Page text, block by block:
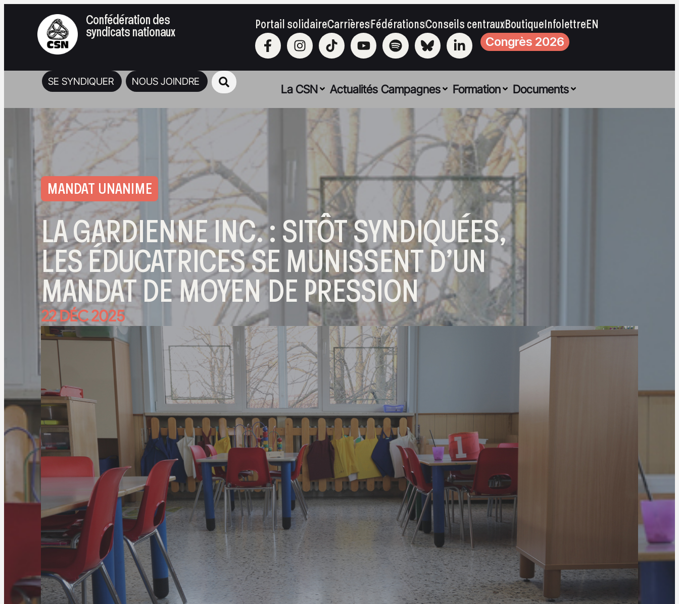
Confédération des
syndicats nationaux Portail solidaireCarrièresFédérationsConseils centrauxBoutiqueInfolettreEN
Congrès 2026
SE SYNDIQUER NOUS JOINDRE
La CSN Actualités Campagnes Formation Documents
MANDAT UNANIME
LA GARDIENNE INC. : SITÔT SYNDIQUÉES,
LES ÉDUCATRICES SE MUNISSENT D’UN
MANDAT DE MOYEN DE PRESSION
22 DÉC 2025